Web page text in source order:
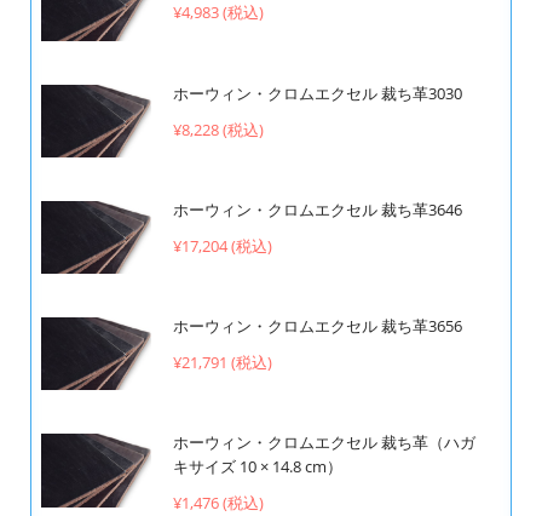
¥4,983 (税込)
ホーウィン・クロムエクセル 裁ち革3030
¥8,228 (税込)
ホーウィン・クロムエクセル 裁ち革3646
¥17,204 (税込)
ホーウィン・クロムエクセル 裁ち革3656
¥21,791 (税込)
ホーウィン・クロムエクセル 裁ち革（ハガ
キサイズ 10 × 14.8 cm）
¥1,476 (税込)